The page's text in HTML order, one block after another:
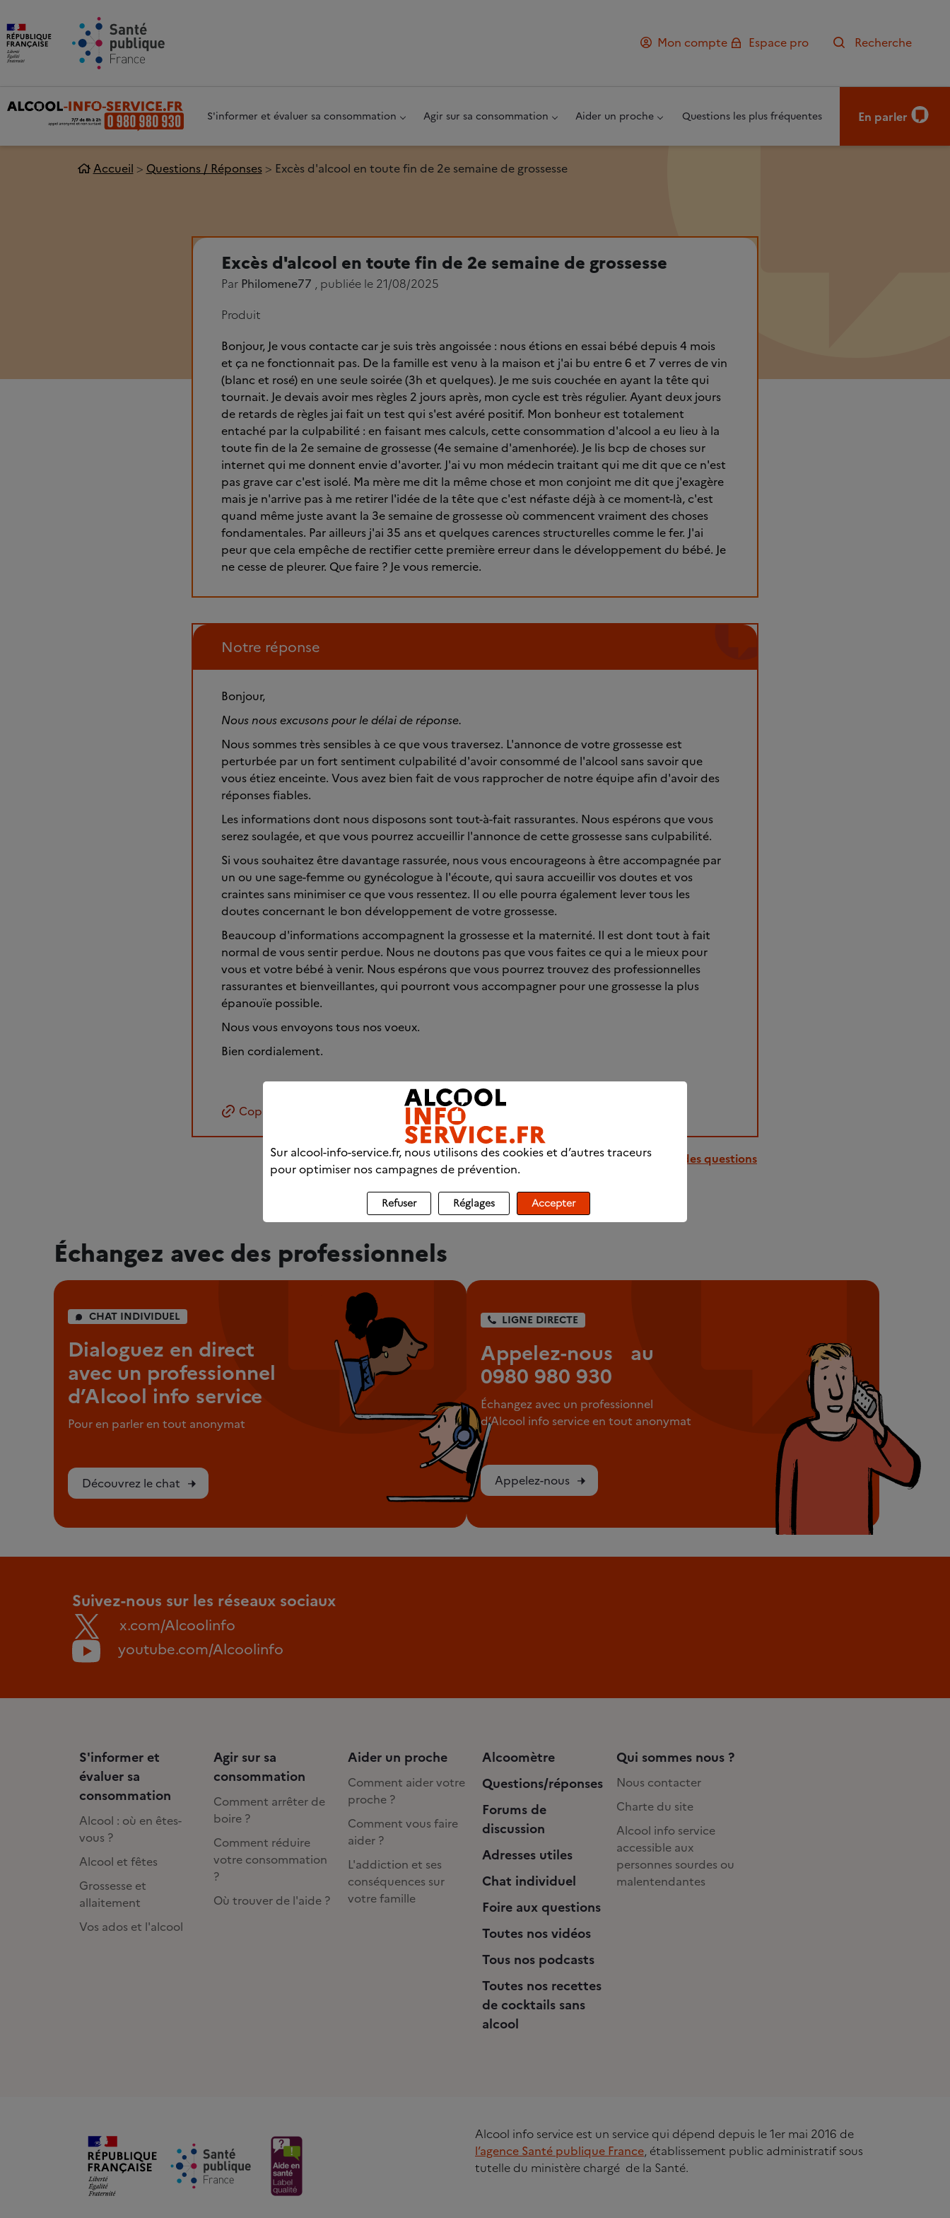
Mon compte
Espace pro Recherche
S'informer et évaluer sa consommation Agir sur sa consommation Aider un proche Questions les plus fréquentes En parler
Accueil Questions / Réponses Excès d'alcool en toute fin de 2e semaine de grossesse
Excès d'alcool en toute fin de 2e semaine de grossesse
Par Philomene77 , publiée le 21/08/2025
Produit
Bonjour, Je vous contacte car je suis très angoissée : nous étions en essai bébé depuis 4 mois
et ça ne fonctionnait pas. De la famille est venu à la maison et j'ai bu entre 6 et 7 verres de vin
(blanc et rosé) en une seule soirée (3h et quelques). Je me suis couchée en ayant la tête qui
tournait. Je devais avoir mes règles 2 jours après, mon cycle est très régulier. Ayant deux jours
de retards de règles jai fait un test qui s'est avéré positif. Mon bonheur est totalement
entaché par la culpabilité : en faisant mes calculs, cette consommation d'alcool a eu lieu à la
toute fin de la 2e semaine de grossesse (4e semaine d'amenhorée). Je lis bcp de choses sur
internet qui me donnent envie d'avorter. J'ai vu mon médecin traitant qui me dit que ce n'est
pas grave car c'est isolé. Ma mère me dit la même chose et mon conjoint me dit que j'exagère
mais je n'arrive pas à me retirer l'idée de la tête que c'est néfaste déjà à ce moment-là, c'est
quand même juste avant la 3e semaine de grossesse où commencent vraiment des choses
fondamentales. Par ailleurs j'ai 35 ans et quelques carences structurelles comme le fer. J'ai
peur que cela empêche de rectifier cette première erreur dans le développement du bébé. Je
ne cesse de pleurer. Que faire ? Je vous remercie.
Notre réponse
Bonjour,
Nous nous excusons pour le délai de réponse.
Nous sommes très sensibles à ce que vous traversez. L'annonce de votre grossesse est
perturbée par un fort sentiment culpabilité d'avoir consommé de l'alcool sans savoir que
vous étiez enceinte. Vous avez bien fait de vous rapprocher de notre équipe afin d'avoir des
réponses fiables.
Les informations dont nous disposons sont tout-à-fait rassurantes. Nous espérons que vous
serez soulagée, et que vous pourrez accueillir l'annonce de cette grossesse sans culpabilité.
Si vous souhaitez être davantage rassurée, nous vous encourageons à être accompagnée par
un ou une sage-femme ou gynécologue à l'écoute, qui saura accueillir vos doutes et vos
craintes sans minimiser ce que vous ressentez. Il ou elle pourra également lever tous les
doutes concernant le bon développement de votre grossesse.
Beaucoup d'informations accompagnent la grossesse et la maternité. Il est dont tout à fait
normal de vous sentir perdue. Nous ne doutons pas que vous faites ce qui a le mieux pour
vous et votre bébé à venir. Nous espérons que vous pourrez trouvez des professionnelles
rassurantes et bienveillantes, qui pourront vous accompagner pour une grossesse la plus
épanouïe possible.
Nous vous envoyons tous nos voeux.
Bien cordialement.
Copier le lien
Retour à la liste des questions
Échangez avec des professionnels
CHAT INDIVIDUEL
Dialoguez en direct
avec un professionnel
d’Alcool info service
Pour en parler en tout anonymat
Découvrez le chat
LIGNE DIRECTE
Appelez-nous au
0980 980 930
Échangez avec un professionnel
d’Alcool info service en tout anonymat
Appelez-nous
Suivez-nous sur les réseaux sociaux
x.com/Alcoolinfo
youtube.com/Alcoolinfo
S'informer et
évaluer sa
consommation
Alcool : où en êtes-
vous ?
Alcool et fêtes
Grossesse et
allaitement
Vos ados et l'alcool
Agir sur sa
consommation
Comment arrêter de
boire ?
Comment réduire
votre consommation
?
Où trouver de l'aide ?
Aider un proche
Comment aider votre
proche ?
Comment vous faire
aider ?
L'addiction et ses
conséquences sur
votre famille
Alcoomètre
Questions/réponses
Forums de
discussion
Adresses utiles
Chat individuel
Foire aux questions
Toutes nos vidéos
Tous nos podcasts
Toutes nos recettes
de cocktails sans
alcool
Qui sommes nous ?
Nous contacter
Charte du site
Alcool info service
accessible aux
personnes sourdes ou
malentendantes
Alcool info service est un service qui dépend depuis le 1er mai 2016 de
l’agence Santé publique France, établissement public administratif sous
tutelle du ministère chargé de la Santé.
Sur alcool-info-service.fr, nous utilisons des cookies et d’autres traceurs
pour optimiser nos campagnes de prévention.
Refuser Réglages Accepter